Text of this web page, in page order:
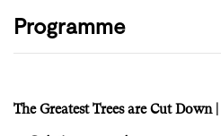
Programme
The Greatest Trees are Cut Down |